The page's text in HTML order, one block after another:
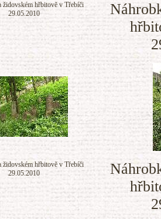
židovském hřbitově v Třebíči
29.05.2010
židovském hřbitově v Třebíči
29.05.2010